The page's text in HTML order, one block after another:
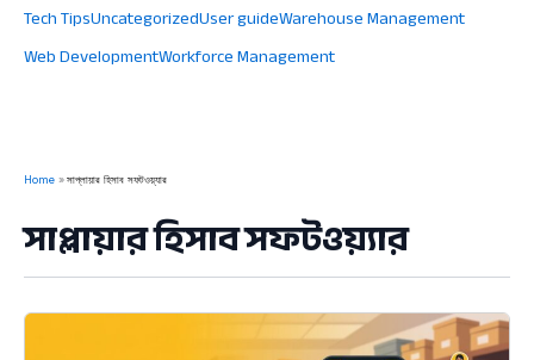
Tech TipsUncategorizedUser guideWarehouse Management
Web DevelopmentWorkforce Management
Home সাপ্লায়ার হিসাব সফটওয়্যার
সাপ্লায়ার হিসাব সফটওয়্যার